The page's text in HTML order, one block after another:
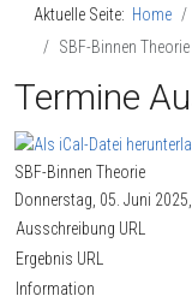
Aktuelle Seite: Home
SBF-Binnen Theorie
Termine
SBF-Binnen Theorie
Donnerstag, 05. Juni
Ausschreibung URL
Ergebnis URL
Information